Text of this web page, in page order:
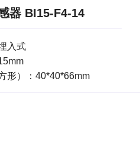
器 BI15-F4-14
入式
形）：40*40*66mm